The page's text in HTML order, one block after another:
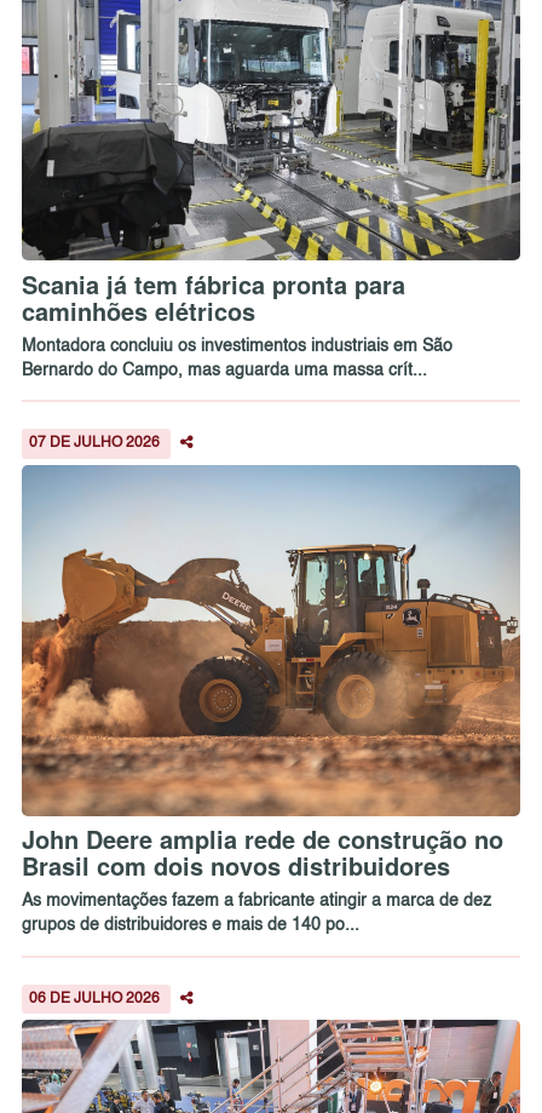
Scania já tem fábrica pronta para
caminhões elétricos
Montadora concluiu os investimentos industriais em São
Bernardo do Campo, mas aguarda uma massa crít...
07 DE JULHO 2026
John Deere amplia rede de construção no
Brasil com dois novos distribuidores
As movimentações fazem a fabricante atingir a marca de dez
grupos de distribuidores e mais de 140 po...
06 DE JULHO 2026